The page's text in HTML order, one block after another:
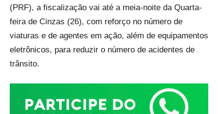
(PRF), a fiscalização vai até a meia-noite da Quarta-
feira de Cinzas (26), com reforço no número de
viaturas e de agentes em ação, além de equipamentos
eletrônicos, para reduzir o número de acidentes de
trânsito.